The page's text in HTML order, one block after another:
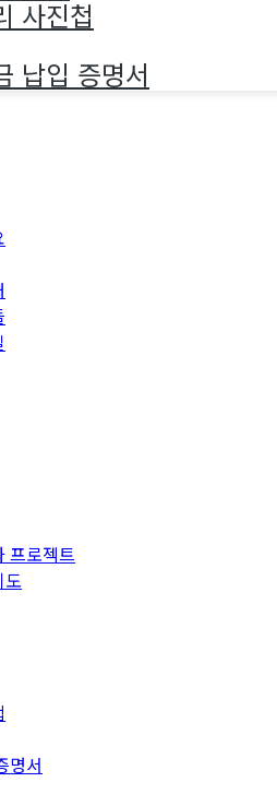
사진첩
납입 증명서
프로젝트
도
명서